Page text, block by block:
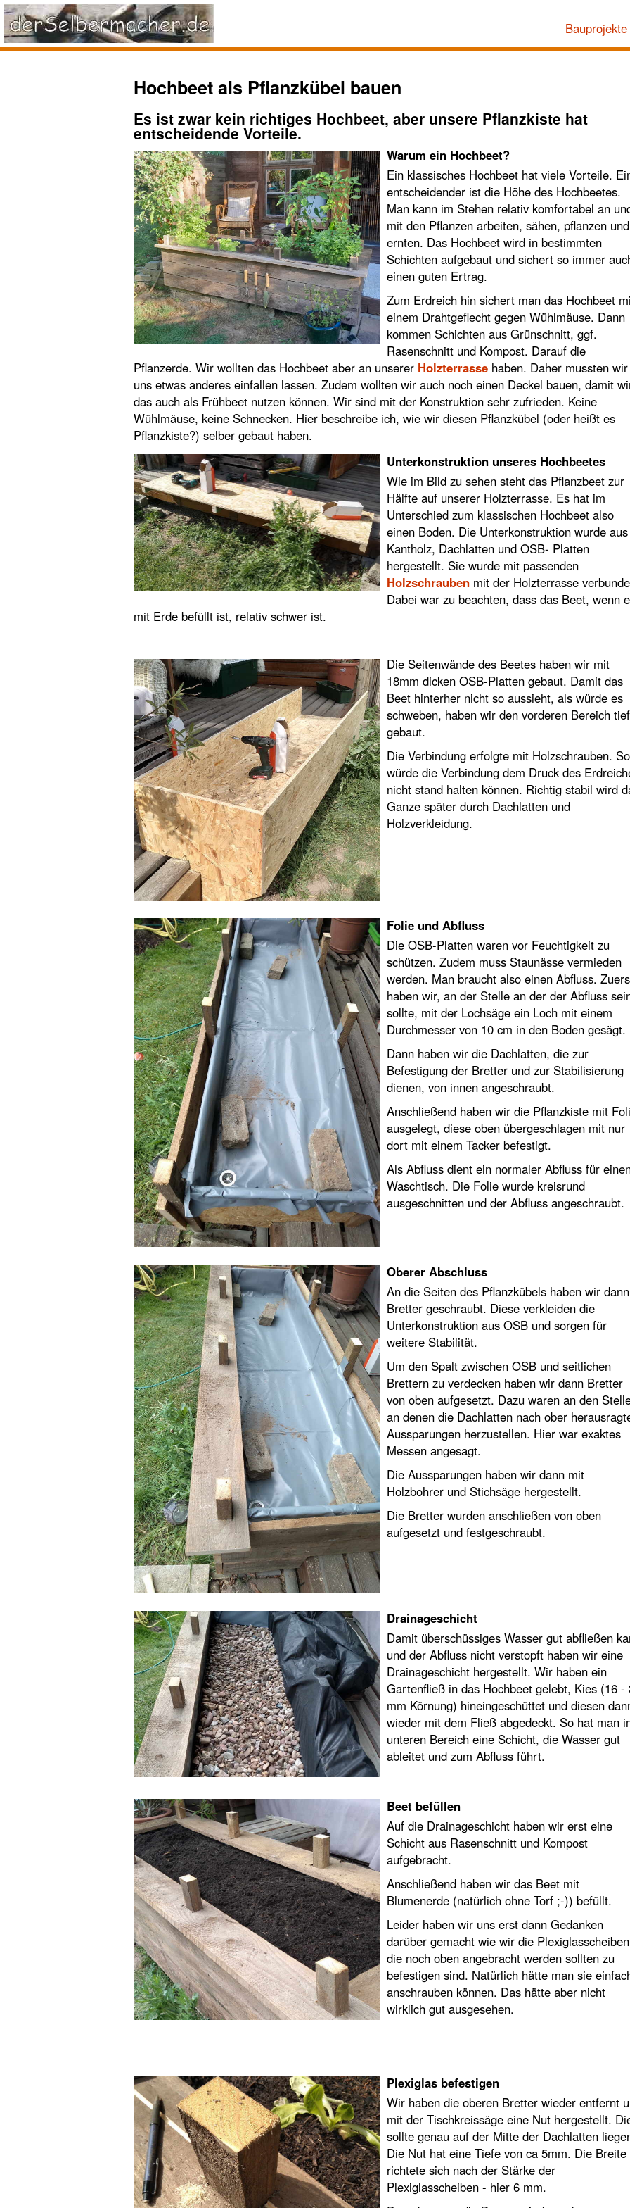
Bauprojekte
Hochbeet als Pflanzkübel bauen
Es ist zwar kein richtiges Hochbeet, aber unsere Pflanzkiste hat
entscheidende Vorteile.
Warum ein Hochbeet?
Ein klassisches Hochbeet hat viele Vorteile.
entscheidender ist die Höhe des Hochbeetes.
Man kann im Stehen relativ komfortabel an
mit den Pflanzen arbeiten, sähen, pflanzen und
ernten. Das Hochbeet wird in bestimmten
Schichten aufgebaut und sichert so immer
einen guten Ertrag.
Zum Erdreich hin sichert man das Hochbeet
einem Drahtgeflecht gegen Wühlmäuse. Dann
kommen Schichten aus Grünschnitt, ggf.
Rasenschnitt und Kompost. Darauf die
Pflanzerde. Wir wollten das Hochbeet aber an unserer Holzterrassehaben. Daher mussten wir
uns etwas anderes einfallen lassen. Zudem wollten wir auch noch einen Deckel bauen, damit
das auch als Frühbeet nutzen können. Wir sind mit der Konstruktion sehr zufrieden. Keine
Wühlmäuse, keine Schnecken. Hier beschreibe ich, wie wir diesen Pflanzkübel (oder heißt es
Pflanzkiste?) selber gebaut haben.
Unterkonstruktion unseres Hochbeetes
Wie im Bild zu sehen steht das Pflanzbeet zur
Hälfte auf unserer Holzterrasse. Es hat im
Unterschied zum klassischen Hochbeet also
einen Boden. Die Unterkonstruktion wurde aus
Kantholz, Dachlatten und OSB- Platten
hergestellt. Sie wurde mit passenden
Holzschraubenmit der Holzterrasse
Dabei war zu beachten, dass das Beet, wenn
mit Erde befüllt ist, relativ schwer ist.
Die Seitenwände des Beetes haben wir mit
18mm dicken OSB-Platten gebaut. Damit das
Beet hinterher nicht so aussieht, als würde es
schweben, haben wir den vorderen Bereich
gebaut.
Die Verbindung erfolgte mit Holzschrauben. So
würde die Verbindung dem Druck des
nicht stand halten können. Richtig stabil wird
Ganze später durch Dachlatten und
Holzverkleidung.
Folie und Abfluss
Die OSB-Platten waren vor Feuchtigkeit zu
schützen. Zudem muss Staunässe vermieden
werden. Man braucht also einen Abfluss.
haben wir, an der Stelle an der der Abfluss
sollte, mit der Lochsäge ein Loch mit einem
Durchmesser von 10 cm in den Boden gesägt.
Dann haben wir die Dachlatten, die zur
Befestigung der Bretter und zur Stabilisierung
dienen, von innen angeschraubt.
Anschließend haben wir die Pflanzkiste mit
ausgelegt, diese oben übergeschlagen mit nur
dort mit einem Tacker befestigt.
Als Abfluss dient ein normaler Abfluss für
Waschtisch. Die Folie wurde kreisrund
ausgeschnitten und der Abfluss angeschraubt.
Oberer Abschluss
An die Seiten des Pflanzkübels haben wir dann
Bretter geschraubt. Diese verkleiden die
Unterkonstruktion aus OSB und sorgen für
weitere Stabilität.
Um den Spalt zwischen OSB und seitlichen
Brettern zu verdecken haben wir dann Bretter
von oben aufgesetzt. Dazu waren an den
an denen die Dachlatten nach ober
Aussparungen herzustellen. Hier war exaktes
Messen angesagt.
Die Aussparungen haben wir dann mit
Holzbohrer und Stichsäge hergestellt.
Die Bretter wurden anschließen von oben
aufgesetzt und festgeschraubt.
Drainageschicht
Damit überschüssiges Wasser gut abfließen
und der Abfluss nicht verstopft haben wir eine
Drainageschicht hergestellt. Wir haben ein
Gartenfließ in das Hochbeet gelebt, Kies (16 -
mm Körnung) hineingeschüttet und diesen
wieder mit dem Fließ abgedeckt. So hat man
unteren Bereich eine Schicht, die Wasser gut
ableitet und zum Abfluss führt.
Beet befüllen
Auf die Drainageschicht haben wir erst eine
Schicht aus Rasenschnitt und Kompost
aufgebracht.
Anschließend haben wir das Beet mit
Blumenerde (natürlich ohne Torf ;-)) befüllt.
Leider haben wir uns erst dann Gedanken
darüber gemacht wie wir die
die noch oben angebracht werden sollten zu
befestigen sind. Natürlich hätte man sie
anschrauben können. Das hätte aber nicht
wirklich gut ausgesehen.
Plexiglas befestigen
Wir haben die oberen Bretter wieder entfernt
mit der Tischkreissäge eine Nut hergestellt.
sollte genau auf der Mitte der Dachlatten
Die Nut hat eine Tiefe von ca 5mm. Die Breite
richtete sich nach der Stärke der
Plexiglasscheiben - hier 6 mm.